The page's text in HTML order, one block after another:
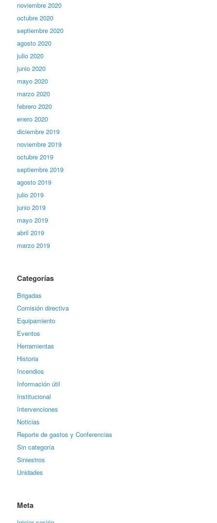
noviembre 2020
octubre 2020
septiembre 2020
agosto 2020
julio 2020
junio 2020
mayo 2020
marzo 2020
febrero 2020
enero 2020
diciembre 2019
noviembre 2019
octubre 2019
septiembre 2019
agosto 2019
julio 2019
junio 2019
mayo 2019
abril 2019
marzo 2019
Categorías
Brigadas
Comisión directiva
Equipamiento
Eventos
Herramientas
Historia
Incendios
Información útil
Institucional
Intervenciones
Noticias
Reporte de gastos y Conferencias
Sin categoría
Siniestros
Unidades
Meta